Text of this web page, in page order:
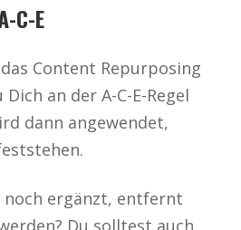
C-E
Content Repurposing
an der A-C-E-Regel
dann angewendet,
noch ergänzt, entfernt
Du solltest auch